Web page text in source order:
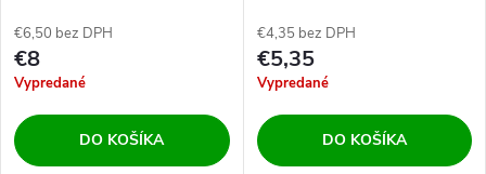
€6,50 bez DPH
€8
Vypredané
DO KOŠÍKA
€4,35 bez DPH
€5,35
Vypredané
DO KOŠÍKA